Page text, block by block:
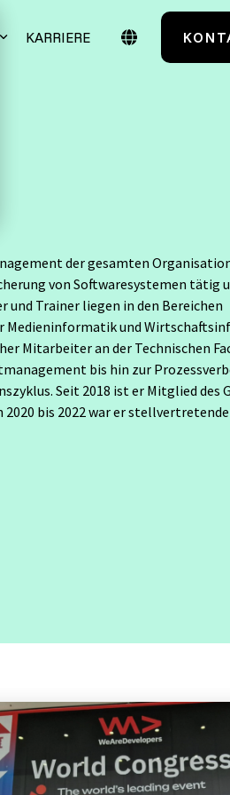
Praxisnah. Erfolgsbewährt.
Maßgeschneidert. Erfahren
unsere Case Studies.
Alle anzeigen
User
Grundlagen
Grundlagen
Softwaretest
KARRIERE
der gesamten
von Softwaresystemen tätig
Trainer liegen in den Bereichen
Medieninformatik und
Mitarbeiter an der Technischen
bis hin zur
Seit 2018 ist er Mitglied des
2020 bis 2022 war er